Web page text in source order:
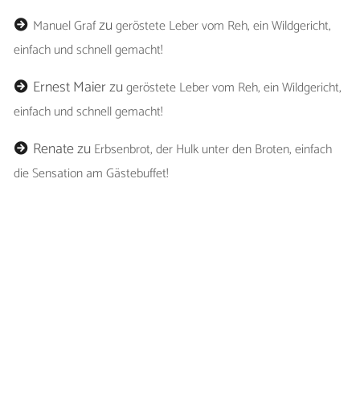
Manuel Grafzugeröstete Leber vom Reh, ein Wildgericht,
einfach und schnell gemacht!
Ernest Maierzugeröstete Leber vom Reh, ein Wildgericht,
einfach und schnell gemacht!
Renatezu Erbsenbrot, der Hulk unter den Broten, einfach
die Sensation am Gästebuffet!